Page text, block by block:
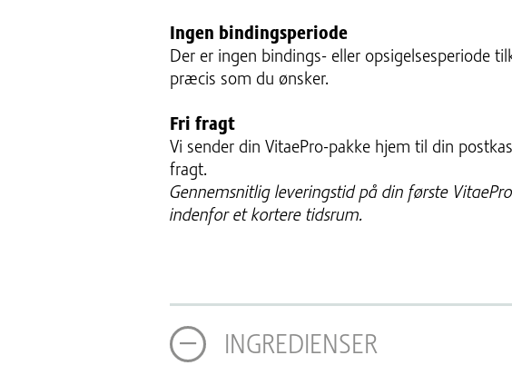
Ingen bindingsperiode
Der er ingen bindings- eller opsigelsesperiode
præcis som du ønsker.
Fri fragt
Vi sender din VitaePro-pakke hjem til din
fragt.
Gennemsnitlig leveringstid på din første
indenfor et kortere tidsrum.
INGREDIENSER